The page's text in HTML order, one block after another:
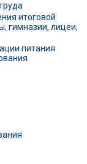
итоговой
гимназии, лицеи,
питания